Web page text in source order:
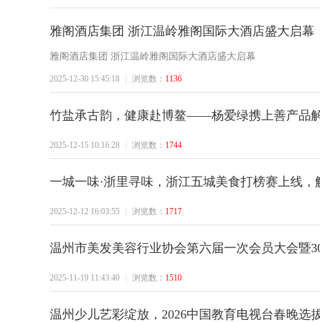
州
雅阁酒店集团 浙江温岭雅阁国际大酒店盛大启幕
雅阁酒店集团 浙江温岭雅阁国际大酒店盛大启幕
2025-12-30 15:45:18 浏览数： 1136
竹盐承古韵，健康赴博鳌——杨爱绿携上善产品
2025-12-15 10:16:28 浏览数： 1744
一城一味·浙里寻味，浙江五城美食打榜赛上线，
2025-12-12 16:03:55 浏览数： 1717
温州市美发美容行业协会第六届一次会员大会暨
2025-11-19 11:43:40 浏览数： 1510
温州少儿艺彩绽放，2026中国教育电视台春晚选